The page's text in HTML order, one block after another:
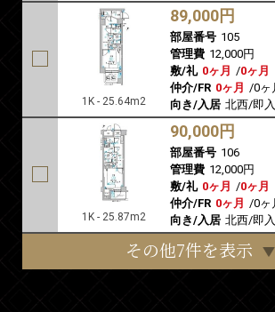
1K - 25.64m2
89,000円
部屋番号 105
管理費 12,000円
敷/礼 0ヶ月 /0ヶ月
仲介/FR 0ヶ月 /0ヶ
向き/入居 北西/即
1K - 25.87m2
90,000円
部屋番号 106
管理費 12,000円
敷/礼 0ヶ月 /0ヶ月
仲介/FR 0ヶ月 /0ヶ
向き/入居 北西/即
その他7件を表示